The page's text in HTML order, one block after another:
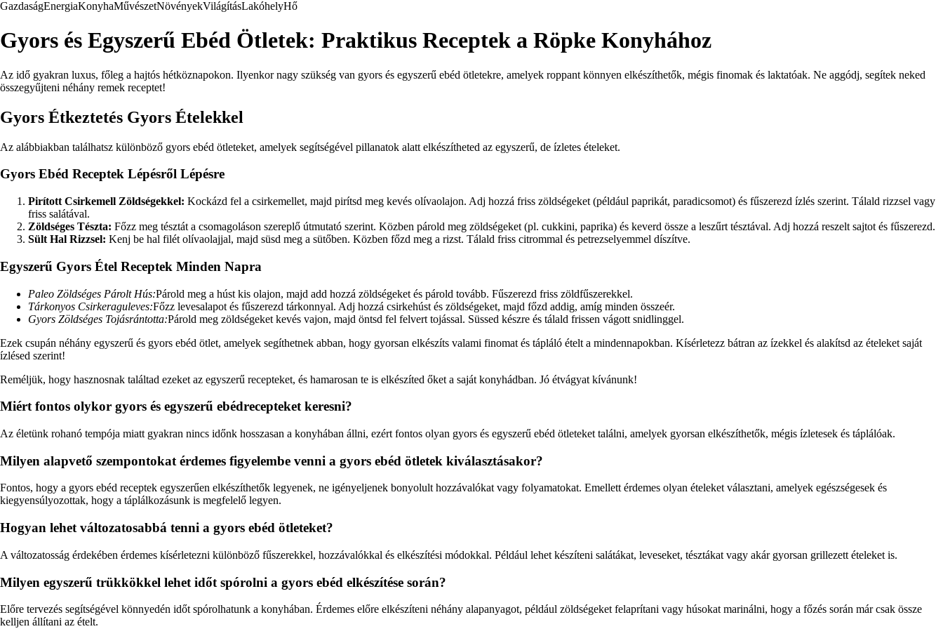
GazdaságEnergiaKonyhaMűvészetNövényekVilágításLakóhelyHő
Gyors és Egyszerű Ebéd Ötletek: Praktikus Receptek a Röpke Konyhához
Az idő gyakran luxus, főleg a hajtós hétköznapokon. Ilyenkor nagy szükség van gyors és egyszerű ebéd ötletekre, amelyek roppant könnyen elkészíthetők, mégis finomak és laktatóak. Ne aggódj, segítek neked
összegyűjteni néhány remek receptet!
Gyors Étkeztetés Gyors Ételekkel
Az alábbiakban találhatsz különböző gyors ebéd ötleteket, amelyek segítségével pillanatok alatt elkészítheted az egyszerű, de ízletes ételeket.
Gyors Ebéd Receptek Lépésről Lépésre
Pirított Csirkemell Zöldségekkel: Kockázd fel a csirkemellet, majd pirítsd meg kevés olívaolajon. Adj hozzá friss zöldségeket (például paprikát, paradicsomot) és fűszerezd ízlés szerint. Tálald rizzsel vagy
friss salátával.
Zöldséges Tészta: Főzz meg tésztát a csomagoláson szereplő útmutató szerint. Közben párold meg zöldségeket (pl. cukkini, paprika) és keverd össze a leszűrt tésztával. Adj hozzá reszelt sajtot és fűszerezd.
Sült Hal Rizzsel: Kenj be hal filét olívaolajjal, majd süsd meg a sütőben. Közben főzd meg a rizst. Tálald friss citrommal és petrezselyemmel díszítve.
Egyszerű Gyors Étel Receptek Minden Napra
Paleo Zöldséges Párolt Hús:Párold meg a húst kis olajon, majd add hozzá zöldségeket és párold tovább. Fűszerezd friss zöldfűszerekkel.
Tárkonyos Csirkeraguleves:Főzz levesalapot és fűszerezd tárkonnyal. Adj hozzá csirkehúst és zöldségeket, majd főzd addig, amíg minden összeér.
Gyors Zöldséges Tojásrántotta:Párold meg zöldségeket kevés vajon, majd öntsd fel felvert tojással. Süssed készre és tálald frissen vágott snidlinggel.
Ezek csupán néhány egyszerű és gyors ebéd ötlet, amelyek segíthetnek abban, hogy gyorsan elkészíts valami finomat és tápláló ételt a mindennapokban. Kísérletezz bátran az ízekkel és alakítsd az ételeket saját
ízlésed szerint!
Reméljük, hogy hasznosnak találtad ezeket az egyszerű recepteket, és hamarosan te is elkészíted őket a saját konyhádban. Jó étvágyat kívánunk!
Miért fontos olykor gyors és egyszerű ebédrecepteket keresni?
Az életünk rohanó tempója miatt gyakran nincs időnk hosszasan a konyhában állni, ezért fontos olyan gyors és egyszerű ebéd ötleteket találni, amelyek gyorsan elkészíthetők, mégis ízletesek és táplálóak.
Milyen alapvető szempontokat érdemes figyelembe venni a gyors ebéd ötletek kiválasztásakor?
Fontos, hogy a gyors ebéd receptek egyszerűen elkészíthetők legyenek, ne igényeljenek bonyolult hozzávalókat vagy folyamatokat. Emellett érdemes olyan ételeket választani, amelyek egészségesek és
kiegyensúlyozottak, hogy a táplálkozásunk is megfelelő legyen.
Hogyan lehet változatosabbá tenni a gyors ebéd ötleteket?
A változatosság érdekében érdemes kísérletezni különböző fűszerekkel, hozzávalókkal és elkészítési módokkal. Például lehet készíteni salátákat, leveseket, tésztákat vagy akár gyorsan grillezett ételeket is.
Milyen egyszerű trükkökkel lehet időt spórolni a gyors ebéd elkészítése során?
Előre tervezés segítségével könnyedén időt spórolhatunk a konyhában. Érdemes előre elkészíteni néhány alapanyagot, például zöldségeket felaprítani vagy húsokat marinálni, hogy a főzés során már csak össze
kelljen állítani az ételt.